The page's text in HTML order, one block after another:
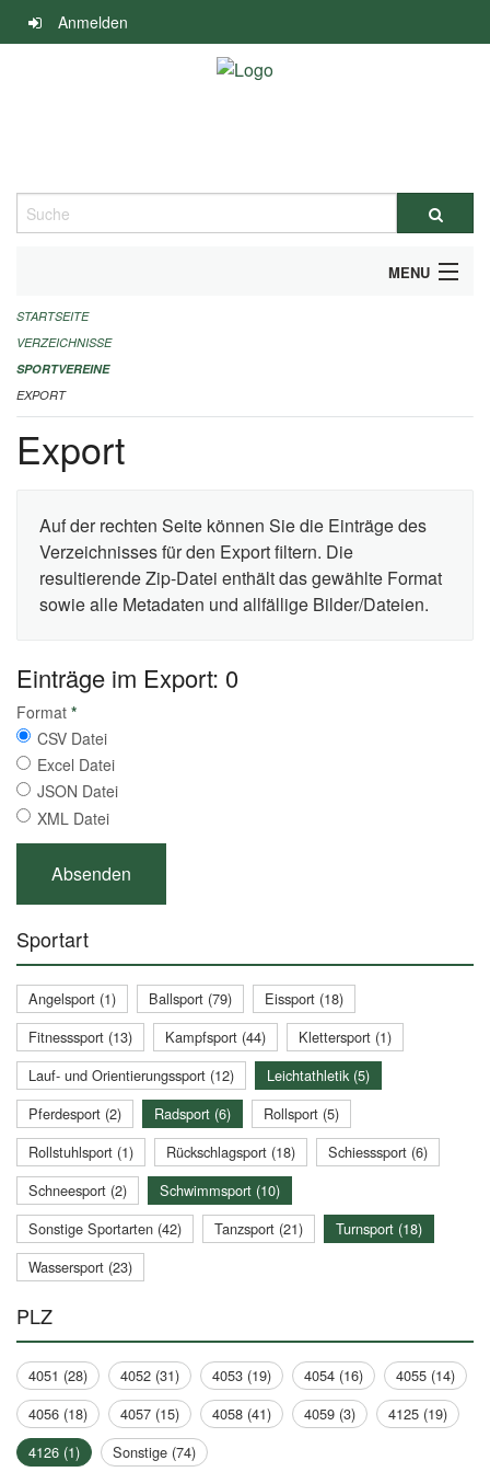
Navigation
überspringen
Anmelden
Suche
MENU
ALLGEMEINE INFORMATIONEN
FINANZIELLE UNTERSTÜTZUNG BENÖTIGT?
KONTAKT
STARTSEITE
VERZEICHNISSE
SPORTVEREINE
EXPORT
Export
Auf der rechten Seite können Sie die Einträge des
Verzeichnisses für den Export filtern. Die
resultierende Zip-Datei enthält das gewählte Format
sowie alle Metadaten und allfällige Bilder/Dateien.
Einträge im Export: 0
Format *
CSV Datei
Excel Datei
JSON Datei
XML Datei
Sportart
Angelsport (1) Ballsport (79)
Eissport (18)
Fitnesssport (13)
Kampfsport (44)
Klettersport (1)
Lauf- und Orientierungssport (12)
Leichtathletik (5)
Pferdesport (2)
Radsport (6)
Rollsport (5)
Rollstuhlsport (1)
Rückschlagsport (18)
Schiesssport (6)
Schneesport (2)
Schwimmsport (10)
Sonstige Sportarten (42)
Tanzsport (21)
Turnsport (18)
Wassersport (23)
PLZ
4051 (28) 4052 (31) 4053 (19) 4054 (16)
4055 (14)
4056 (18)
4057 (15) 4058 (41) 4059 (3)
4125 (19)
4126 (1)
Sonstige (74)